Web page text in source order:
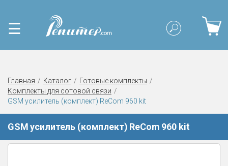
☰
Главная Каталог
Готовые комплекты
Комплекты для сотовой связи
GSM усилитель (комплект) ReCom 960 kit
GSM усилитель (комплект) ReCom 960 kit